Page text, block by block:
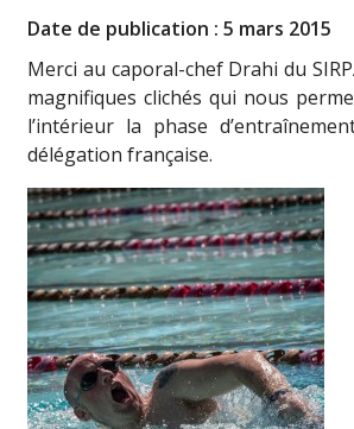
Date de publication : 5 mars 2015
Merci au caporal-chef Drahi du
magnifiques clichés qui nous
l’intérieur la phase
délégation française.